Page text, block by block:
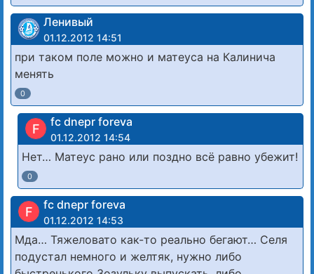
Ленивый
01.12.2012 14:51
при таком поле можно и матеуса на Калинича
менять
0
F fc dnepr foreva
01.12.2012 14:54
Нет… Матеус рано или поздно всё равно убежит!
0
F fc dnepr foreva
01.12.2012 14:53
Мда… Тяжеловато как-то реально бегают… Селя
подустал немного и желтяк, нужно либо